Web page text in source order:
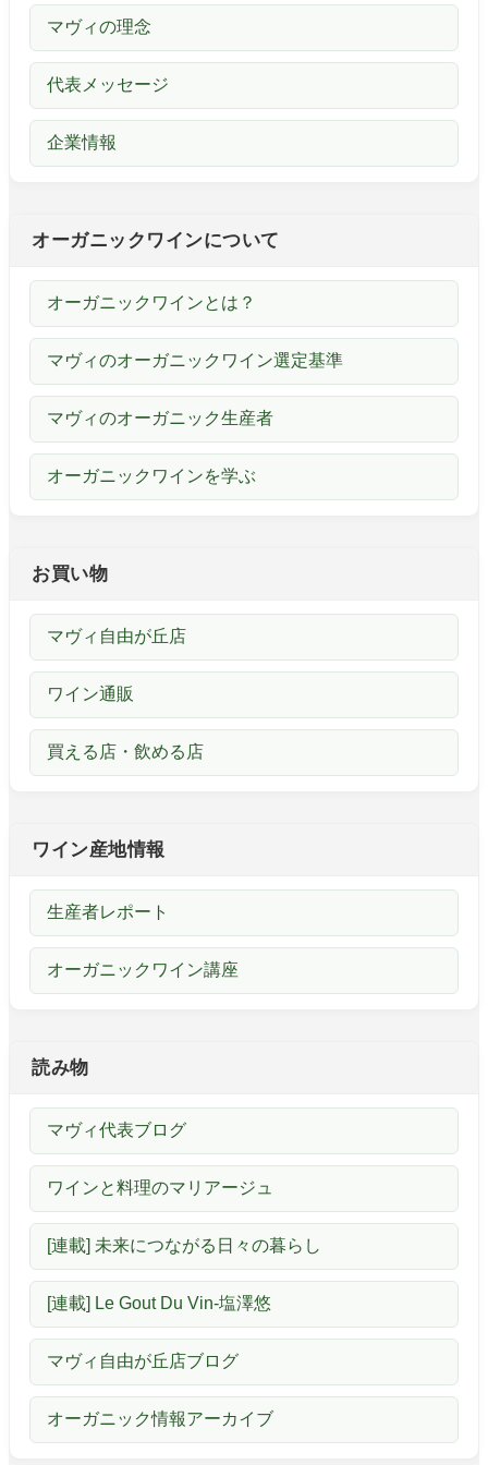
マヴィの理念
代表メッセージ
企業情報
オーガニックワインについて
オーガニックワインとは？
マヴィのオーガニックワイン選定基準
マヴィのオーガニック生産者
オーガニックワインを学ぶ
お買い物
マヴィ自由が丘店
ワイン通販
買える店・飲める店
ワイン産地情報
生産者レポート
オーガニックワイン講座
読み物
マヴィ代表ブログ
ワインと料理のマリアージュ
[連載] 未来につながる日々の暮らし
[連載] Le Gout Du Vin-塩澤悠
マヴィ自由が丘店ブログ
オーガニック情報アーカイブ